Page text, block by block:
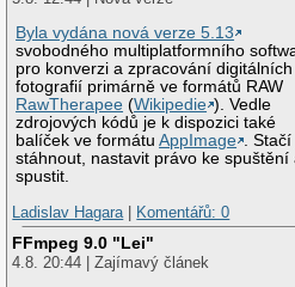
Byla vydána nová verze 5.13
svobodného multiplatformního
pro konverzi a zpracování digitálních
fotografií primárně ve formátů RAW
RawTherapee (Wikipedie ). Vedle
zdrojových kódů je k dispozici také
balíček ve formátuAppImage . Stačí
stáhnout, nastavit právo ke spuštění
spustit.
Ladislav Hagara
Komentářů: 0
FFmpeg 9.0 "Lei"
4.8. 20:44 | Zajímavý článek